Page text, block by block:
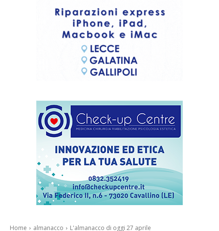
Home almanacco L'almanacco di oggi 27 aprile